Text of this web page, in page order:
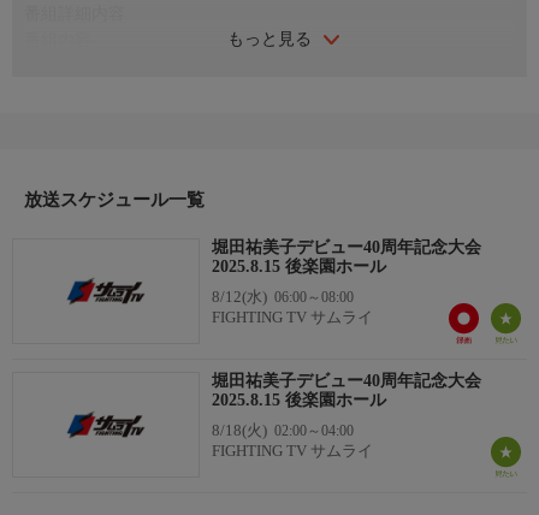
もっと見る
●堀田祐美子＆Sareee × アジャコング＆ウナギ・サヤカ
＜1DAYタッグトーナメント1回戦＞
●尾崎魔弓＆なつぽい × 井上貴子＆安納サオリ
●井上京子＆豊田紗也夏 × 神取忍＆叶ミク
※予告無く内容を変更する場合があります。
放送スケジュール一覧
堀田祐美子デビュー40周年記念大会
2025.8.15 後楽園ホール
8/12(水) 06:00～08:00
FIGHTING TV サムライ
堀田祐美子デビュー40周年記念大会
2025.8.15 後楽園ホール
8/18(火) 02:00～04:00
FIGHTING TV サムライ